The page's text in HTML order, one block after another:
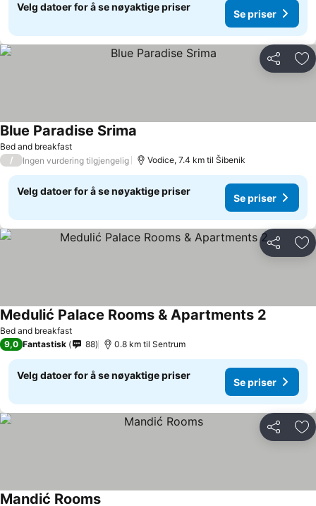
Velg datoer for å se nøyaktige priser
Se priser
Del
Bed and breakfast
Blue Paradise Srima
/ Ingen vurdering tilgjengelig Vodice, 7.4 km til Šibenik
Velg datoer for å se nøyaktige priser
Se priser
Del
Bed and breakfast
Medulić Palace Rooms & Apartments 2
9,0 Fantastisk 88 0.8 km til Sentrum
Velg datoer for å se nøyaktige priser
Se priser
Del
Mandić Rooms